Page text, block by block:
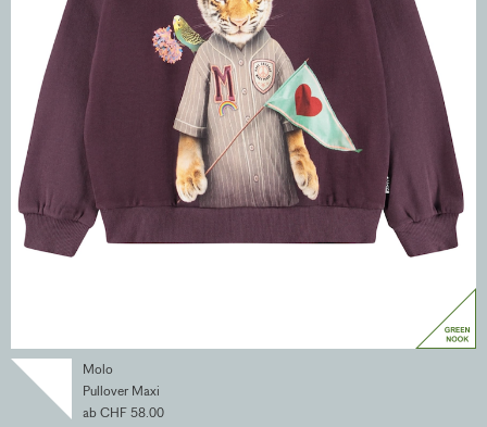
Molo
Pullover Maxi
ab CHF 58.00